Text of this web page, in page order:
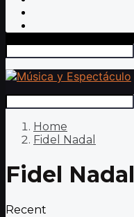
Home
Fidel Nadal
Fidel Nadal
Recent